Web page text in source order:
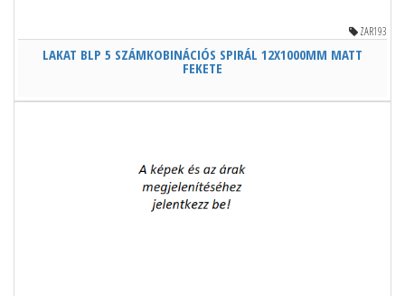
ZAR193
LAKAT BLP 5 SZÁMKOBINÁCIÓS SPIRÁL 12X1000MM MATT
FEKETE